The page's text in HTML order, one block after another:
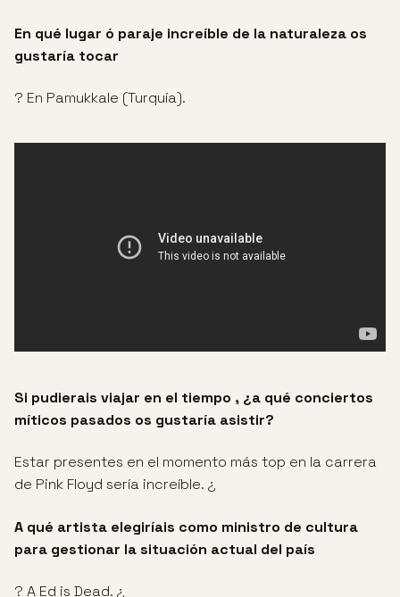
En qué lugar ó paraje increíble de la naturaleza os
gustaría tocar
? En Pamukkale (Turquía).
Si pudierais viajar en el tiempo , ¿a qué conciertos
míticos pasados os gustaría asistir?
Estar presentes en el momento más top en la carrera
de Pink Floyd sería increíble. ¿
A qué artista elegiríais como ministro de cultura
para gestionar la situación actual del país
? A Ed is Dead. ¿